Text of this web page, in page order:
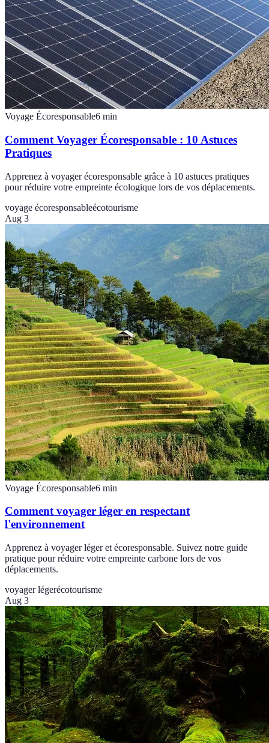
Voyage Écoresponsable6 min
Comment Voyager Écoresponsable : 10 Astuces
Pratiques
Apprenez à voyager écoresponsable grâce à 10 astuces pratiques
pour réduire votre empreinte écologique lors de vos déplacements.
voyage écoresponsableécotourisme
Aug 3
Voyage Écoresponsable6 min
Comment voyager léger en respectant
l'environnement
Apprenez à voyager léger et écoresponsable. Suivez notre guide
pratique pour réduire votre empreinte carbone lors de vos
déplacements.
voyager légerécotourisme
Aug 3